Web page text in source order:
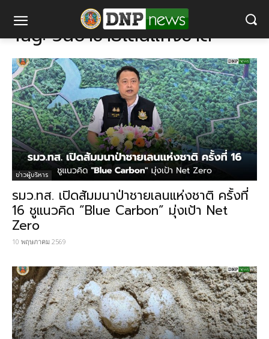
วันป่าชายเลนแห่งชาติ
Tag:วันป่าชายเลนแห่งชาติ
ข่าวผู้บริหาร
รมว.ทส. เปิดสัมมนาป่าชายเลนแห่งชาติ ครั้งที่
16 ชูแนวคิด “Blue Carbon” มุ่งเป้า Net
Zero
10 พฤษภาคม 2569